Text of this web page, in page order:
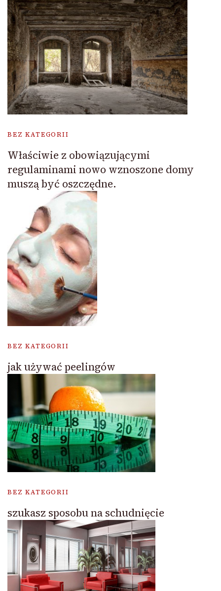
BEZ KATEGORII
Właściwie z obowiązującymi
regulaminami nowo wznoszone domy
muszą być oszczędne.
BEZ KATEGORII
jak używać peelingów
BEZ KATEGORII
szukasz sposobu na schudnięcie